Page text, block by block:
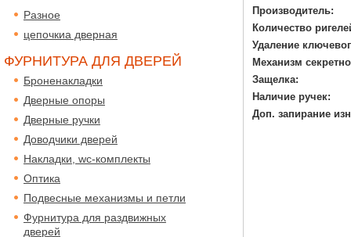
Разное
цепочкиа дверная
ФУРНИТУРА ДЛЯ ДВЕРЕЙ
Броненакладки
Дверные опоры
Дверные ручки
Доводчики дверей
Накладки, wc-комплекты
Оптика
Подвесные механизмы и петли
Фурнитура для раздвижных
дверей
Производитель:
Количество
Удаление
Механизм
Защелка:
Наличие ручек:
Доп. запирание